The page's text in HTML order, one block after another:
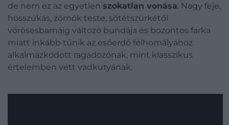
de nem ez az egyetlen szokatlan vonása. Nagy feje,
hosszúkás, zömök teste, sötétszürkétől
vörösesbarnáig változó bundája és bozontos farka
miatt inkább tűnik az esőerdő félhomályához
alkalmazkodott ragadozónak, mint klasszikus
értelemben vett vadkutyának.